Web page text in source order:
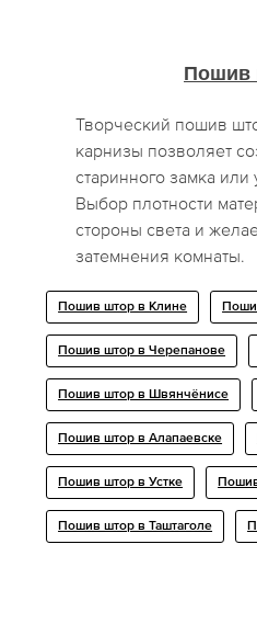
Пошив
Творческий пошив
карнизы позволяет
старинного замка или
Выбор плотности
стороны света и
затемнения комнаты.
Пошив штор в Клине
Пошив штор в Черепанове
Пошив штор в Швянчёнисе
Пошив штор в Алапаевске
Пошив штор в Устке
Пошив штор в Таштаголе